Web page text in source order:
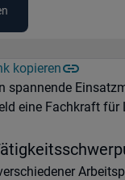
teilen
teilen
kopieren
spannende
eine Fachkraft